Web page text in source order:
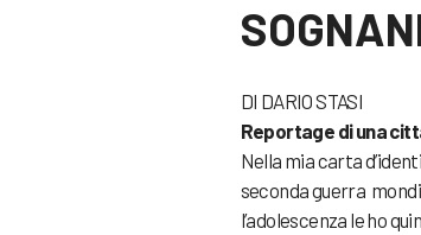
DI DARIO STASI
Reportage di una
Nella mia carta
seconda guerra
l’adolescenza le ho